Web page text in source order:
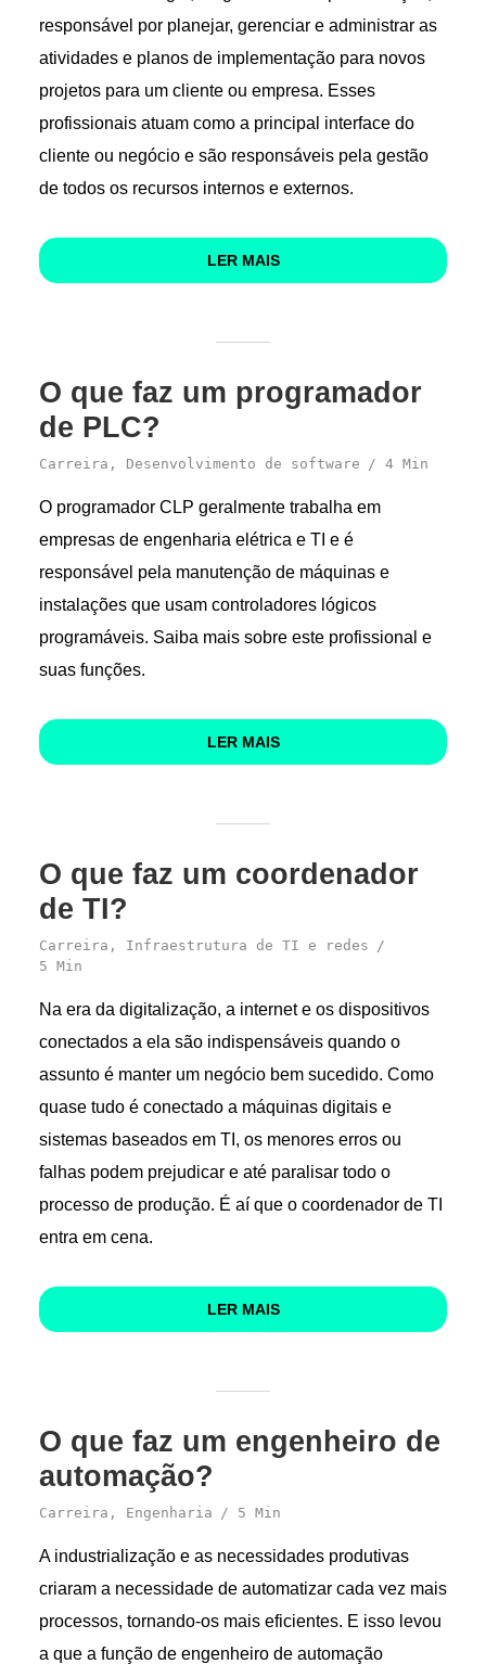
responsável por planejar, gerenciar e administrar as
atividades e planos de implementação para novos
projetos para um cliente ou empresa. Esses
profissionais atuam como a principal interface do
cliente ou negócio e são responsáveis pela gestão
de todos os recursos internos e externos.
LER MAIS
O que faz um programador
de PLC?
Carreira , Desenvolvimento de software 4 Min
O programador CLP geralmente trabalha em
empresas de engenharia elétrica e TI e é
responsável ​​pela manutenção de máquinas e
instalações que usam controladores lógicos
programáveis. Saiba mais sobre este profissional e
suas funções.
LER MAIS
O que faz um coordenador
de TI?
Carreira , Infraestrutura de TI e redes
5 Min
Na era da digitalização, a internet e os dispositivos
conectados a ela são indispensáveis quando o
assunto é manter um negócio bem sucedido. Como
quase tudo é conectado a máquinas digitais e
sistemas baseados em TI, os menores erros ou
falhas podem prejudicar e até paralisar todo o
processo de produção. É aí que o coordenador de TI
entra em cena.
LER MAIS
O que faz um engenheiro de
automação?
Carreira , Engenharia 5 Min
A industrialização e as necessidades produtivas
criaram a necessidade de automatizar cada vez mais
processos, tornando-os mais eficientes. E isso levou
a que a função de engenheiro de automação